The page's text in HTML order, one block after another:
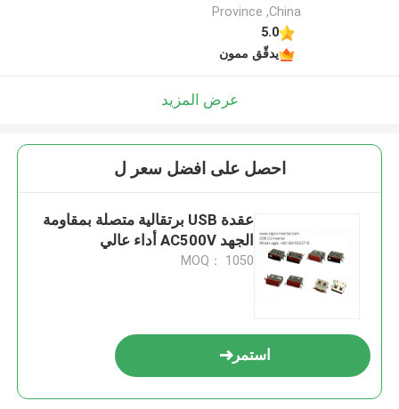
Province ,China
5.0
يدقّق ممون
عرض المزيد
احصل على افضل سعر ل
عقدة USB برتقالية متصلة بمقاومة
الجهد AC500V أداء عالي
MOQ： 1050
استمر